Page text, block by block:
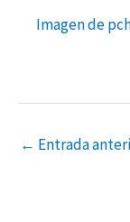
Imagen de
← Entrada